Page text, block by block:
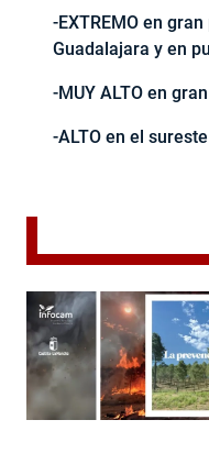
-EXTREMO en
Guadalajara y en
-MUY ALTO en
-ALTO en el